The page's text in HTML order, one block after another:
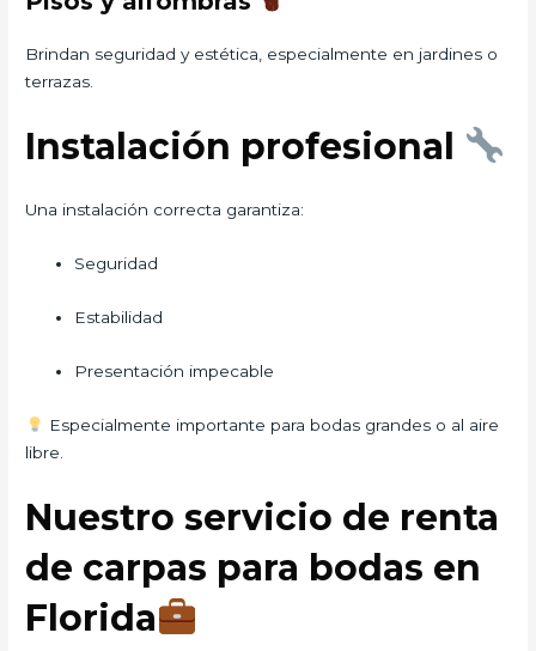
Brindan seguridad y estética, especialmente en jardines o
terrazas.
Instalación profesional
Una instalación correcta garantiza:
Seguridad
Estabilidad
Presentación impecable
Especialmente importante para bodas grandes o al aire
libre.
Nuestro servicio de renta
de carpas para bodas en
Florida